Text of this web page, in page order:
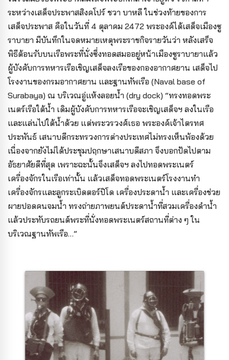
ระหว่างเสด็จประพาสสิงคโปร์ ชวา บาหลี ในช่วงท้ายของการ
เสด็จประพาส คือในวันที่ 4 ตุลาคม 2472 พระองค์ได้เสด็จเมืองซู
ราบายา มีบันทึกในจดหมายเหตุพระราชกิจรายวันว่า หลังเสร็จ
พิธีต้อนรับบนเรือพระที่นั่งซึ่งทอดสมออยู่หน้าเมืองซูราบายาแล้ว
ผู้บังคับการทหารเรือเชิญเสด็จลงเรือของกองอากาศยาน เสด็จไป
โรงงานของกรมอากาศยาน และฐานทัพเรือ (Naval base of
Surabaya) ณ บริเวณอู่แห้งลอยน้ำ (dry dock) “ทรงทอดพระ
เนตร์เรือใต้น้ำ เดิมผู้บังคับการทหารเรือจะเชิญเสด็จฯ ลงในเรือ
และแล่นไปใต้น้ำด้วย แต่พระวรวงศ์เธอ พระองค์เจ้าไตรทศ
ประพันธ์ เสนาบดีกระทรวงการต่างประเทศไม่ทรงเห็นพ้องด้วย
เนื่องจากยังไม่ได้ประชุมปฤกษาเสนาบดีสภา จึงบอกปัดไปตาม
อัธยาศัยดีที่สุด เพราะฉะนั้นจึงเสด็จฯ ลงไปทอดพระเนตร์
เครื่องจักรในเรือเท่านั้น แล้วเสด็จทอดพระเนตร์โรงงานทำ
เครื่องจักรและลูกระเบิดตอร์ปิโด เครื่องประดาน้ำ และเครื่องช่วย
ผายปอดคนจมน้ำ ทรงถ่ายภาพยนต์ประดาน้ำที่สวมเครื่องดำน้ำ
แล้วประทับรถยนต์พระที่นั่งทอดพระเนตร์สถานที่ต่าง ๆ ใน
บริเวณฐานทัพเรือ…”